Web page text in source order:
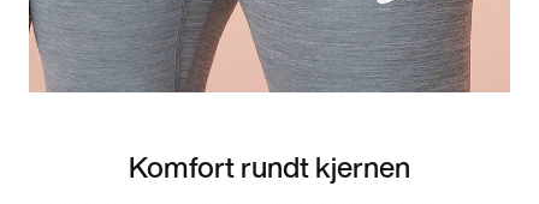
Komfort rundt kjernen